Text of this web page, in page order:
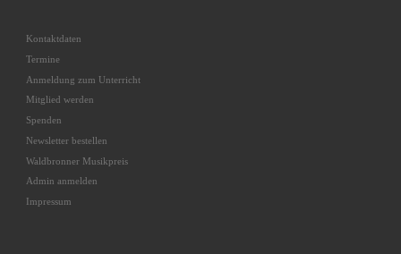
Kontaktdaten
Termine
Anmeldung zum Unterricht
Mitglied werden
Spenden
Newsletter bestellen
Waldbronner Musikpreis
Admin anmelden
Impressum